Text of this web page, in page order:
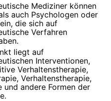
Mediziner können
auch Psychologen oder
die sich auf
Verfahren
liegt auf
Interventionen,
Verhaltenstherapie,
Verhaltenstherapie,
und andere Formen der